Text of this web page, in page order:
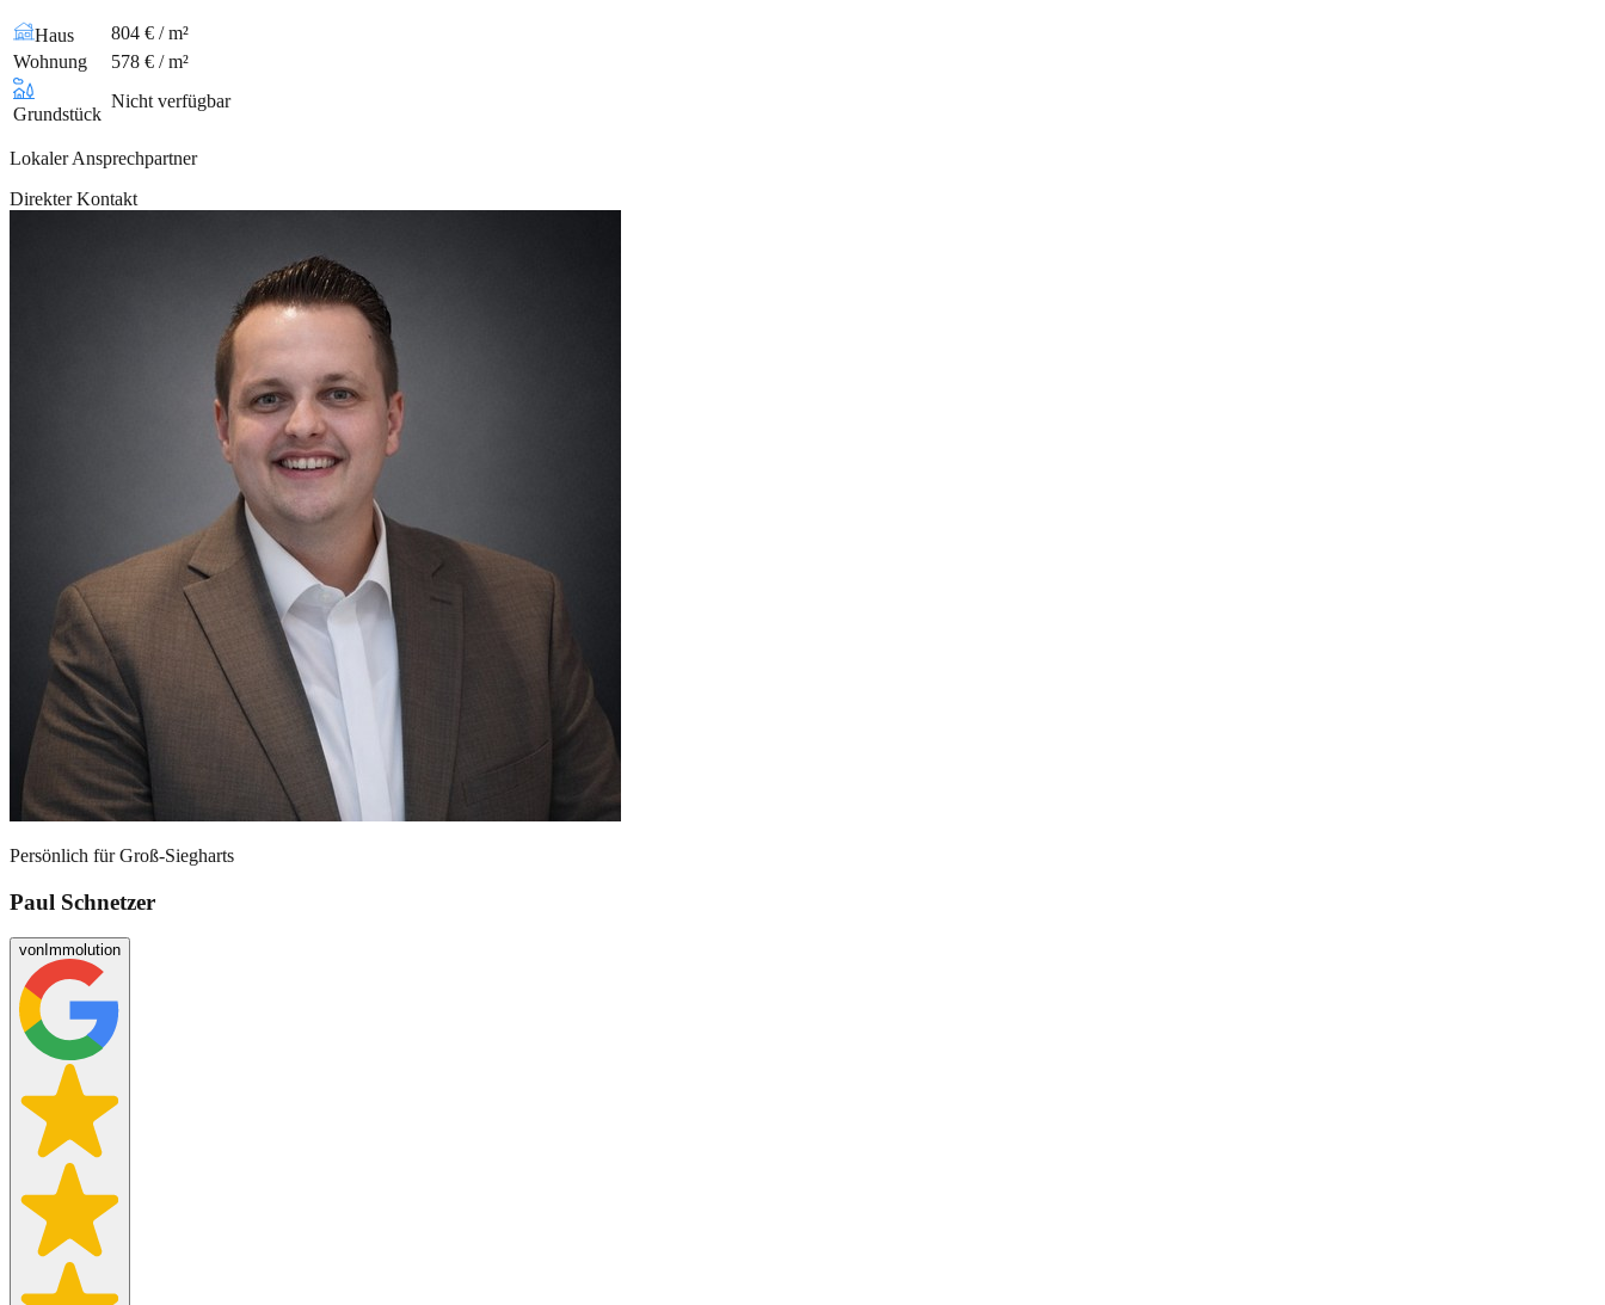
Haus
804 € / m²
Wohnung
578 € / m²
Grundstück
Nicht verfügbar
Lokaler Ansprechpartner
Direkter Kontakt
Persönlich fürGroß-Siegharts
Paul Schnetzer
von Immolution